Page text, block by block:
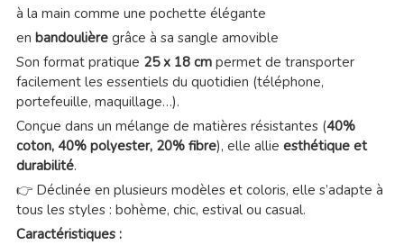
à la main comme une pochette élégante
en bandoulièregrâce à sa sangle amovible
Son format pratique 25 x 18 cmpermet de transporter
facilement les essentiels du quotidien (téléphone,
portefeuille, maquillage…).
Conçue dans un mélange de matières résistantes (40%
coton, 40% polyester, 20% fibre), elle allie esthétique et
durabilité.
👉 Déclinée en plusieurs modèles et coloris, elle s’adapte à
tous les styles : bohème, chic, estival ou casual.
Caractéristiques :